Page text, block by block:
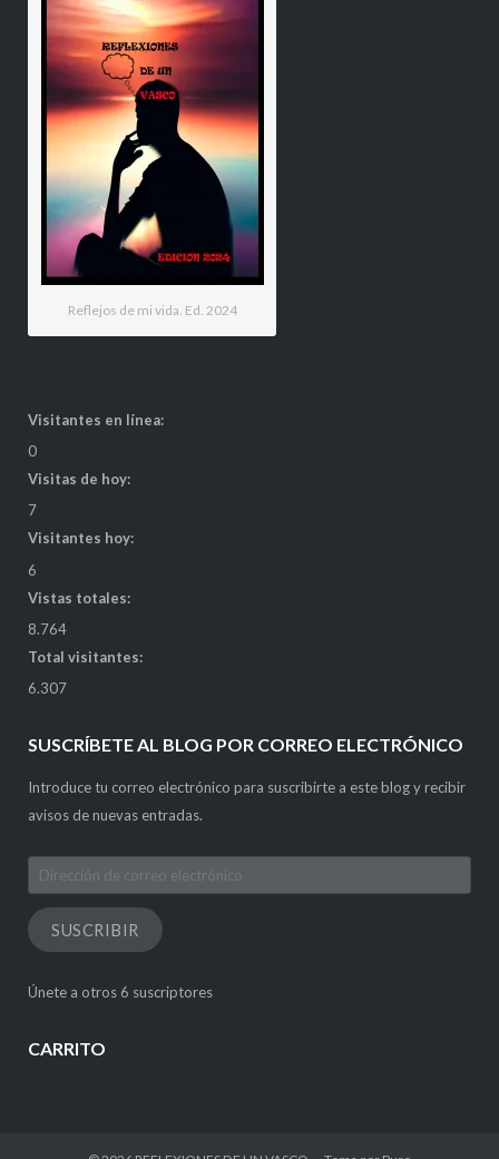
Reflejos de mi vida. Ed. 2024
Visitantes en línea:
0
Visitas de hoy:
7
Visitantes hoy:
6
Vistas totales:
8.764
Total visitantes:
6.307
SUSCRÍBETE AL BLOG POR CORREO ELECTRÓNICO
Introduce tu correo electrónico para suscribirte a este blog y recibir
avisos de nuevas entradas.
Dirección
de
correo
electrónico
SUSCRIBIR
Únete a otros 6 suscriptores
CARRITO